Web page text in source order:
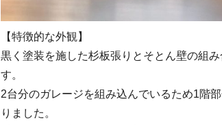
【特徴的な外観】
黒く塗装を施した杉板張りとそとん壁の組
す。
2台分のガレージを組み込んでいるため1階
りました。